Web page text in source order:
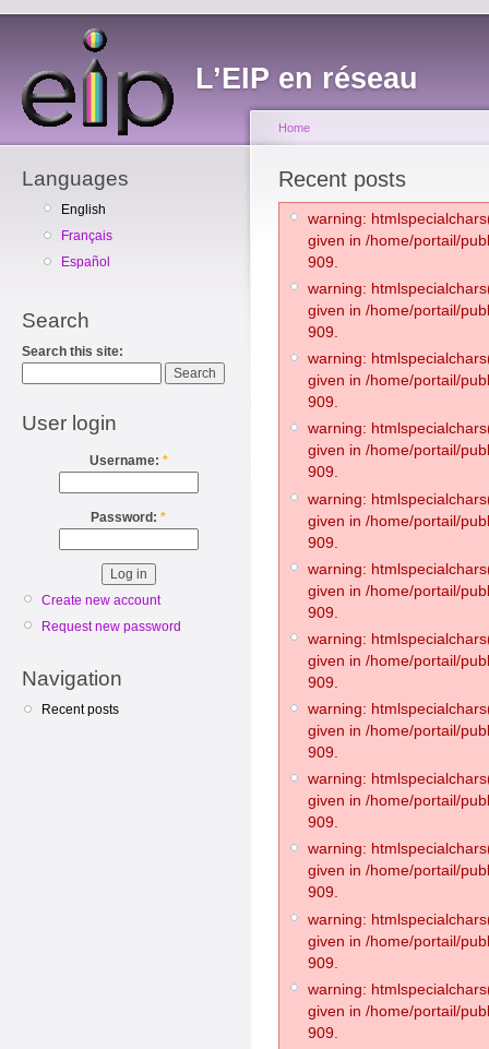
L’EIP en réseau
Languages
English
Français
Español
Search
Search this site:
User login
Username: *
Password: *
Create new account
Request new password
Navigation
Recent posts
Home
Recent posts
warning:
given in /home/portail/
909.
warning:
given in /home/portail/
909.
warning:
given in /home/portail/
909.
warning:
given in /home/portail/
909.
warning:
given in /home/portail/
909.
warning:
given in /home/portail/
909.
warning:
given in /home/portail/
909.
warning:
given in /home/portail/
909.
warning:
given in /home/portail/
909.
warning:
given in /home/portail/
909.
warning:
given in /home/portail/
909.
warning:
given in /home/portail/
909.